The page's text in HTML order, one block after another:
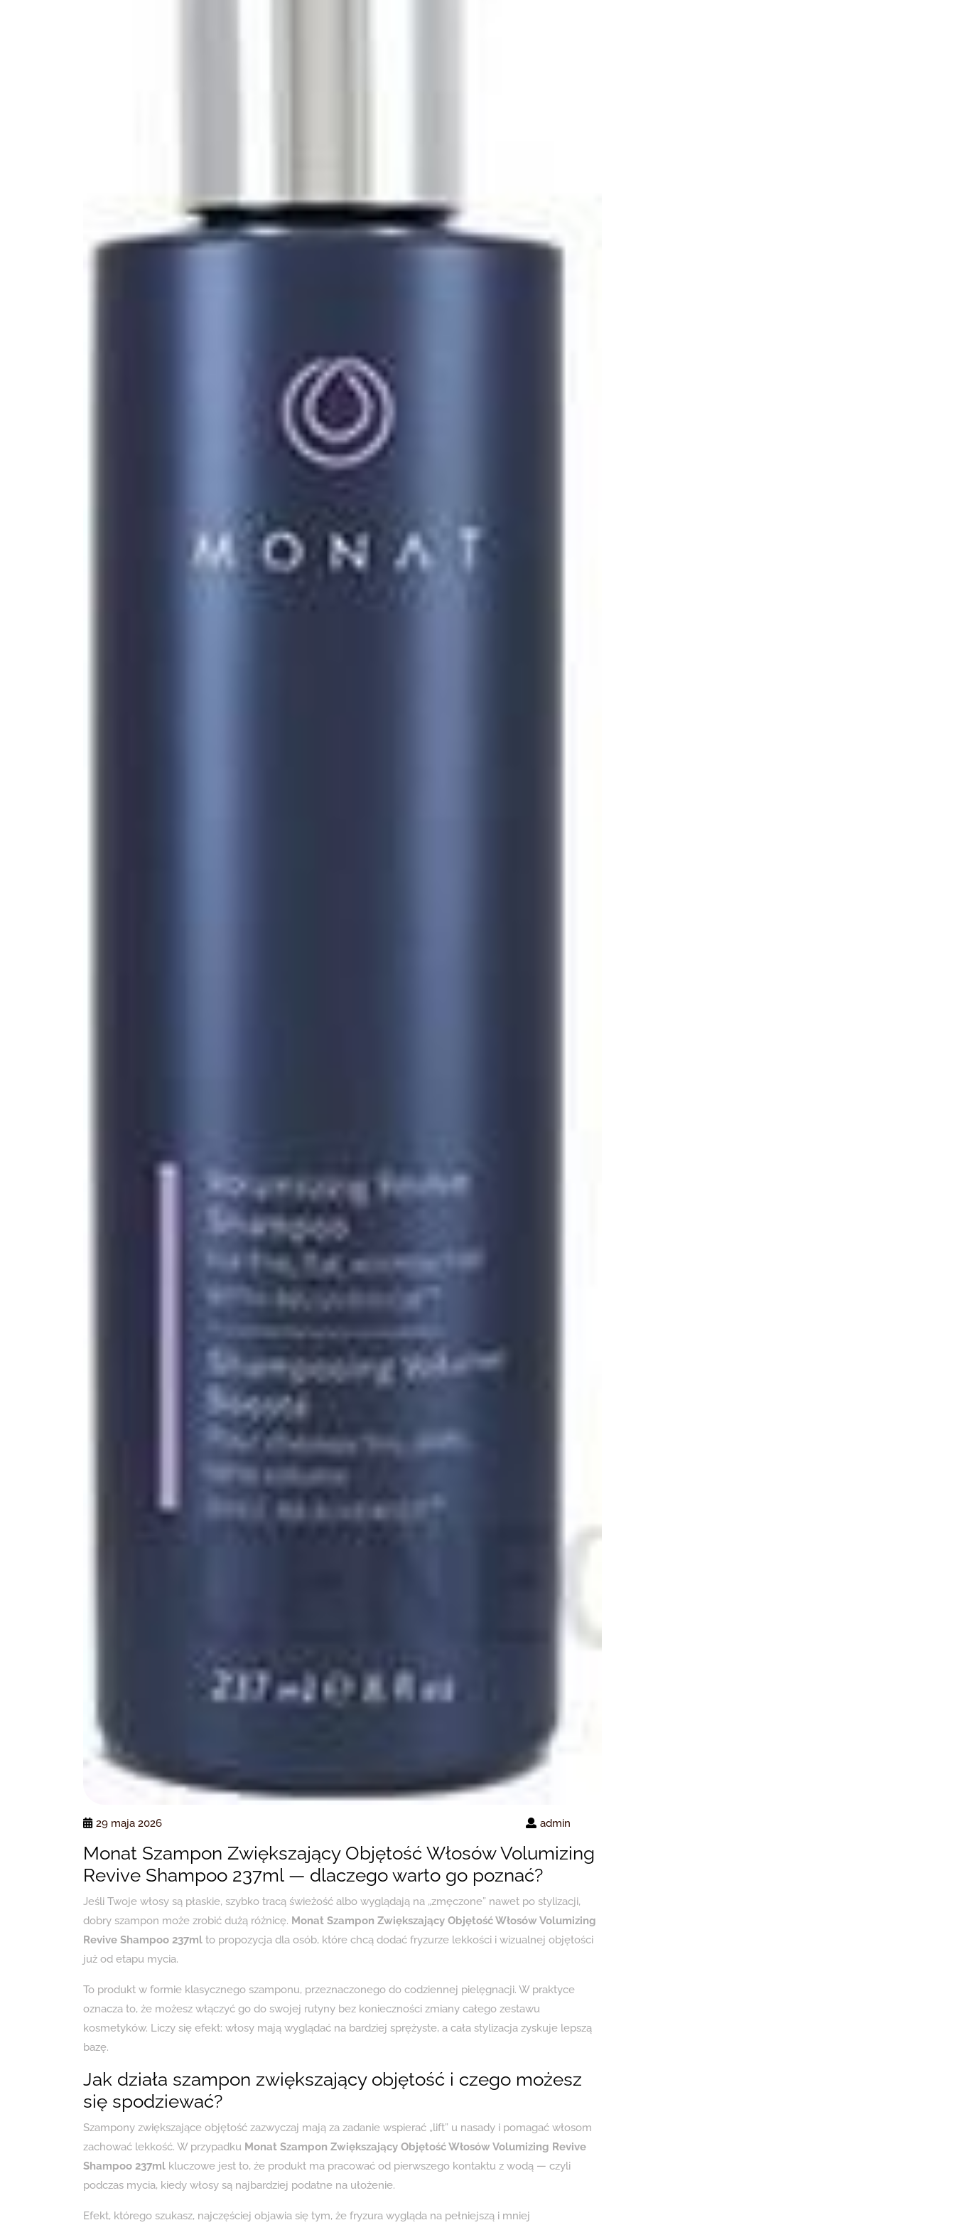
29 maja 2026 admin
Monat Szampon Zwiększający Objętość Włosów Volumizing
Revive Shampoo 237ml — dlaczego warto go poznać?
Jeśli Twoje włosy są płaskie, szybko tracą świeżość albo wyglądają na „zmęczone” nawet po stylizacji,
dobry szampon może zrobić dużą różnicę. Monat Szampon Zwiększający Objętość Włosów Volumizing
Revive Shampoo 237ml to propozycja dla osób, które chcą dodać fryzurze lekkości i wizualnej objętości
już od etapu mycia.
To produkt w formie klasycznego szamponu, przeznaczonego do codziennej pielęgnacji. W praktyce
oznacza to, że możesz włączyć go do swojej rutyny bez konieczności zmiany całego zestawu
kosmetyków. Liczy się efekt: włosy mają wyglądać na bardziej sprężyste, a cała stylizacja zyskuje lepszą
bazę.
Jak działa szampon zwiększający objętość i czego możesz
się spodziewać?
Szampony zwiększające objętość zazwyczaj mają za zadanie wspierać „lift” u nasady i pomagać włosom
zachować lekkość. W przypadku Monat Szampon Zwiększający Objętość Włosów Volumizing Revive
Shampoo 237ml kluczowe jest to, że produkt ma pracować od pierwszego kontaktu z wodą — czyli
podczas mycia, kiedy włosy są najbardziej podatne na ułożenie.
Efekt, którego szukasz, najczęściej objawia się tym, że fryzura wygląda na pełniejszą i mniej